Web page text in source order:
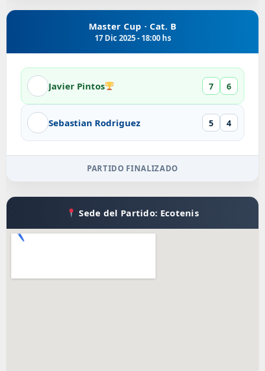
Master Cup · Cat. B
17 Dic 2025 - 18:00 hs
Javier Pintos 7 6
Sebastian Rodriguez 5 4
PARTIDO FINALIZADO
Sede del Partido: Ecotenis